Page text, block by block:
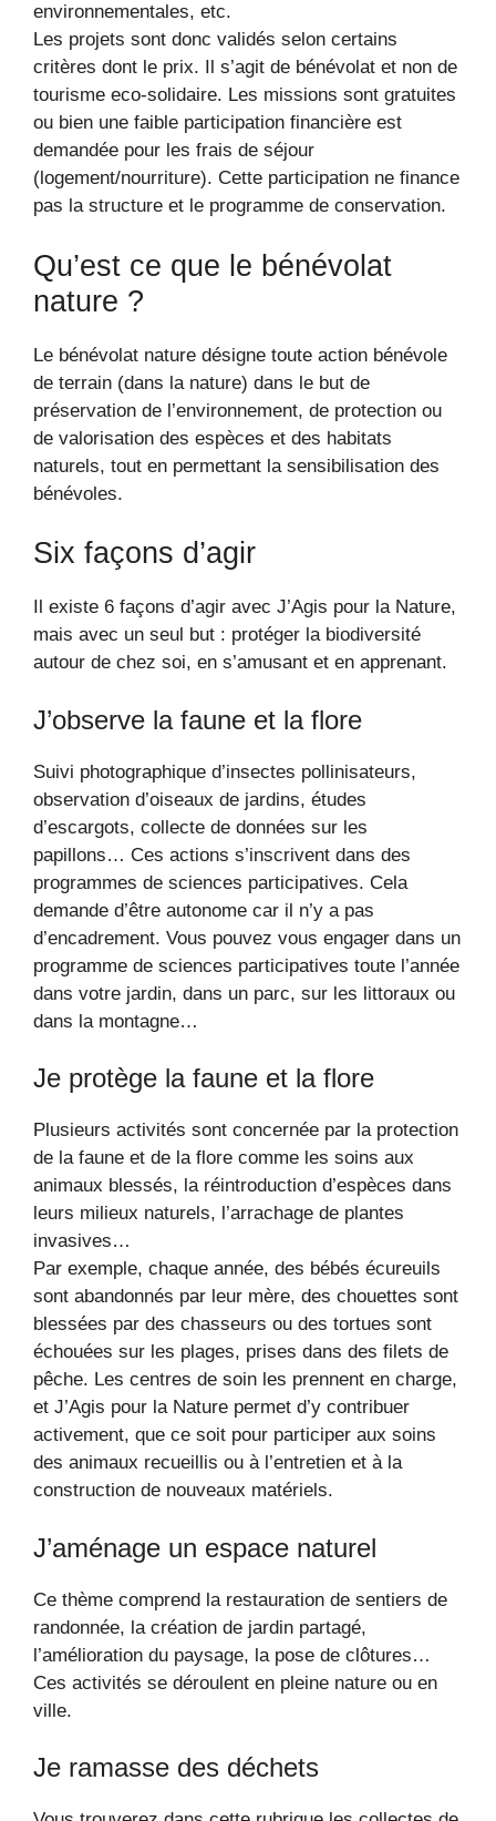
environnementales, etc.
Les projets sont donc validés selon certains
critères dont le prix. Il s’agit de bénévolat et non de
tourisme eco-solidaire. Les missions sont gratuites
ou bien une faible participation financière est
demandée pour les frais de séjour
(logement/nourriture). Cette participation ne finance
pas la structure et le programme de conservation.
Qu’est ce que le bénévolat
nature ?
Le bénévolat nature désigne toute action bénévole
de terrain (dans la nature) dans le but de
préservation de l’environnement, de protection ou
de valorisation des espèces et des habitats
naturels, tout en permettant la sensibilisation des
bénévoles.
Six façons d’agir
Il existe 6 façons d’agir avec J’Agis pour la Nature,
mais avec un seul but : protéger la biodiversité
autour de chez soi, en s’amusant et en apprenant.
J’observe la faune et la flore
Suivi photographique d’insectes pollinisateurs,
observation d’oiseaux de jardins, études
d’escargots, collecte de données sur les
papillons… Ces actions s’inscrivent dans des
programmes de sciences participatives. Cela
demande d’être autonome car il n’y a pas
d’encadrement. Vous pouvez vous engager dans un
programme de sciences participatives toute l’année
dans votre jardin, dans un parc, sur les littoraux ou
dans la montagne…
Je protège la faune et la flore
Plusieurs activités sont concernée par la protection
de la faune et de la flore comme les soins aux
animaux blessés, la réintroduction d’espèces dans
leurs milieux naturels, l’arrachage de plantes
invasives…
Par exemple, chaque année, des bébés écureuils
sont abandonnés par leur mère, des chouettes sont
blessées par des chasseurs ou des tortues sont
échouées sur les plages, prises dans des filets de
pêche. Les centres de soin les prennent en charge,
et J’Agis pour la Nature permet d’y contribuer
activement, que ce soit pour participer aux soins
des animaux recueillis ou à l’entretien et à la
construction de nouveaux matériels.
J’aménage un espace naturel
Ce thème comprend la restauration de sentiers de
randonnée, la création de jardin partagé,
l’amélioration du paysage, la pose de clôtures…
Ces activités se déroulent en pleine nature ou en
ville.
Je ramasse des déchets